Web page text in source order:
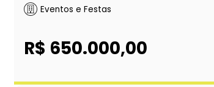
Eventos e Festas
R$ 650.000,00